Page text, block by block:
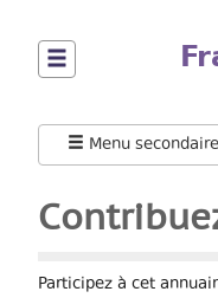
contenu
principal
menuMenu secondaire
Participez à cet